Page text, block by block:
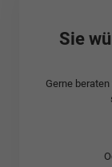
Sie
Gerne